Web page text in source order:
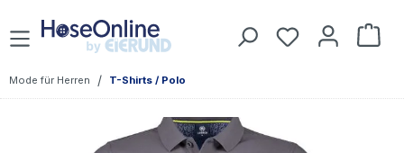
Zum Hauptinhalt springen Du hast 0
Mode für Herren / T-Shirts / Polo
Bildergalerie überspringen